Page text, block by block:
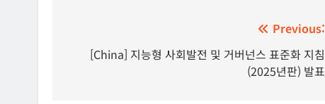
Previous:
[China] 지능형 사회발전 및 거버넌스 표준화 지침
(2025년판) 발표